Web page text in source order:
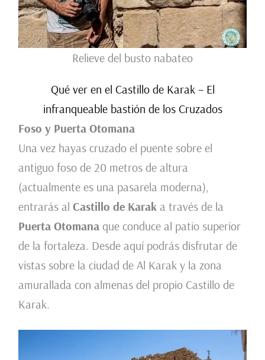
Relieve del busto nabateo
Qué ver en el Castillo de Karak – El
infranqueable bastión de los Cruzados
Foso y Puerta Otomana
Una vez hayas cruzado el puente sobre el
antiguo foso de 20 metros de altura
(actualmente es una pasarela moderna),
entrarás al Castillo de Karak a través de la
Puerta Otomanaque conduce al patio superior
de la fortaleza. Desde aquí podrás disfrutar de
vistas sobre la ciudad de Al Karak y la zona
amurallada con almenas del propio Castillo de
Karak.